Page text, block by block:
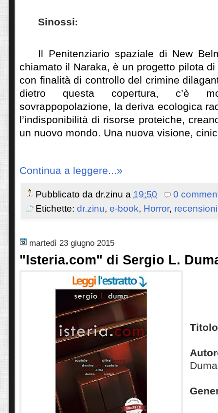
Sinossi:
Il Penitenziario spaziale di New
chiamato il Naraka, è un progetto pilota
con finalità di controllo del crimine
dietro questa copertura, c’è
sovrappopolazione, la deriva ecologica
l’indisponibilità di risorse proteiche,
un nuovo mondo. Una nuova visione,
Continua a leggere...»
Pubblicato da dr.zinu a 19:50
0
Etichette: dr.zinu, e-book, Horror, recensioni
martedì 23 giugno 2015
"Isteria.com" di Sergio L.
Duma